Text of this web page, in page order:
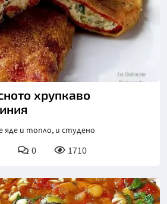
хрупкаво
яде и топло, и студено
0 1710